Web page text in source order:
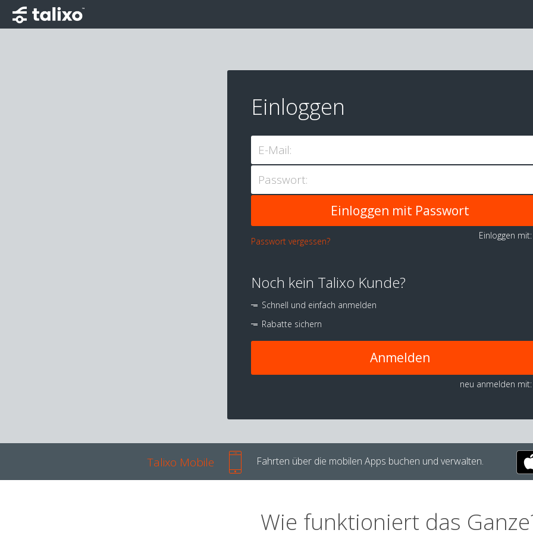
Einloggen
E-Mail:
Passwort:
Passwort vergessen?
Einloggen
Noch kein Talixo Kunde?
Schnell und einfach anmelden
Rabatte sichern
Anmelden
neu anmelden mit:
Talixo Mobile Fahrten über die mobilen Apps buchen und verwalten.
Wie funktioniert das